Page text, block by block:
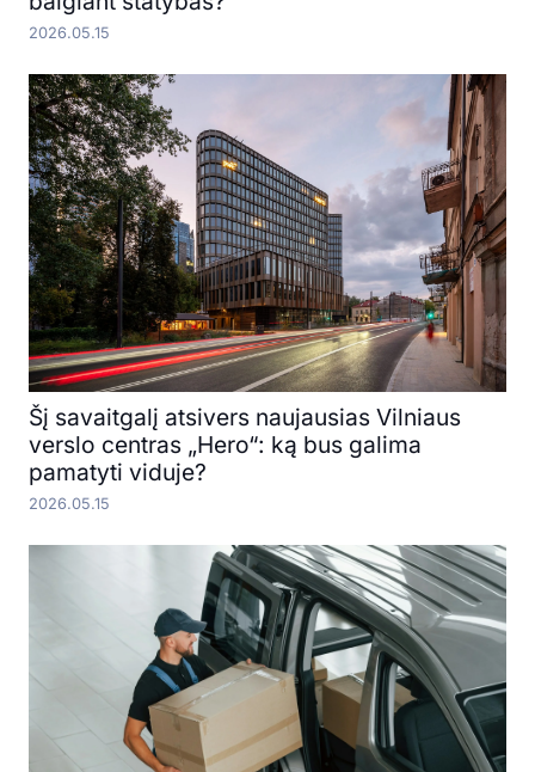
2026.05.15
Šį savaitgalį atsivers naujausias Vilniaus
verslo centras „Hero“: ką bus galima
pamatyti viduje?
2026.05.15